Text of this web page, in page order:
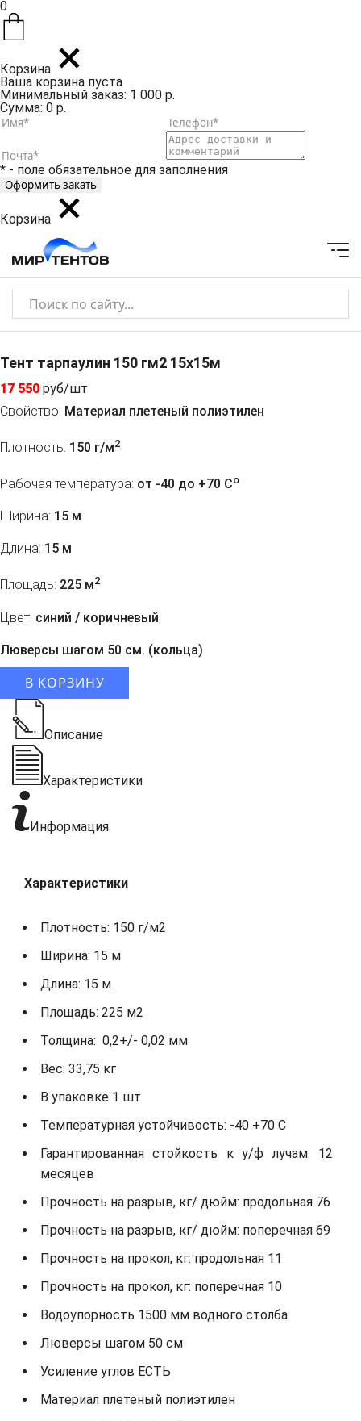
0
Корзина
Ваша корзина пуста
Минимальный заказ: 1 000 р.
Сумма: 0 р.
* - поле обязательное для заполнения
Корзина
Тент тарпаулин 150 гм2 15x15м
17 550 руб/шт
Свойство: Материал плетеный полиэтилен
Плотность: 150 г/м2
Рабочая температура: от -40 до +70 Co
Ширина: 15 м
Длина: 15 м
Площадь: 225 м2
Цвет: синий / коричневый
Люверсы шагом 50 см. (кольца)
В КОРЗИНУ
Описание
Характеристики
Информация
Характеристики
Плотность: 150 г/м2
Ширина: 15 м
Длина: 15 м
Площадь: 225 м2
Толщина: 0,2+/- 0,02 мм
Вес: 33,75 кг
В упаковке 1 шт
Температурная устойчивость: -40 +70 С
Гарантированная стойкость к у/ф лучам: 12
месяцев
Прочность на разрыв, кг/ дюйм: продольная 76
Прочность на разрыв, кг/ дюйм: поперечная 69
Прочность на прокол, кг: продольная 11
Прочность на прокол, кг: поперечная 10
Водоупорность 1500 мм водного столба
Люверсы шагом 50 см
Усиление углов ЕСТЬ
Материал плетеный полиэтилен